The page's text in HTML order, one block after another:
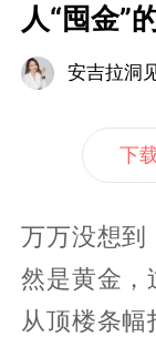
人“囤金”
安吉拉洞
下
万万没想到
然是黄金，
从顶楼条